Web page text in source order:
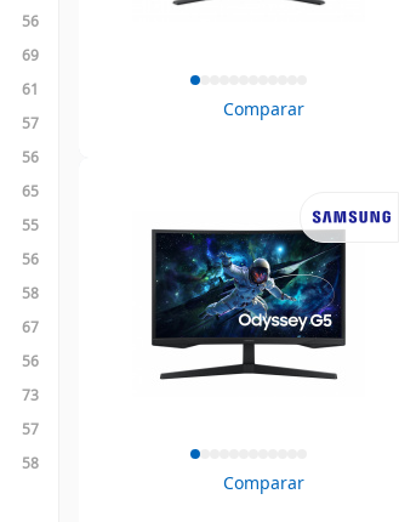
56
69
61
57
56
65
55
56
58
67
56
73
57
58
Comparar
Comparar